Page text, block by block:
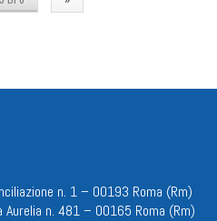
n. 1 – 00193 Roma (Rm)
Aurelia n. 481 – 00165 Roma (Rm)